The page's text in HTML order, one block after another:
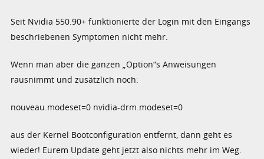
Seit Nvidia 550.90+ funktionierte der Login mit den Eingangs
beschriebenen Symptomen nicht mehr.
Wenn man aber die ganzen „Option“s Anweisungen
rausnimmt und zusätzlich noch:
nouveau.modeset=0 nvidia-drm.modeset=0
aus der Kernel Bootconfiguration entfernt, dann geht es
wieder! Eurem Update geht jetzt also nichts mehr im Weg.